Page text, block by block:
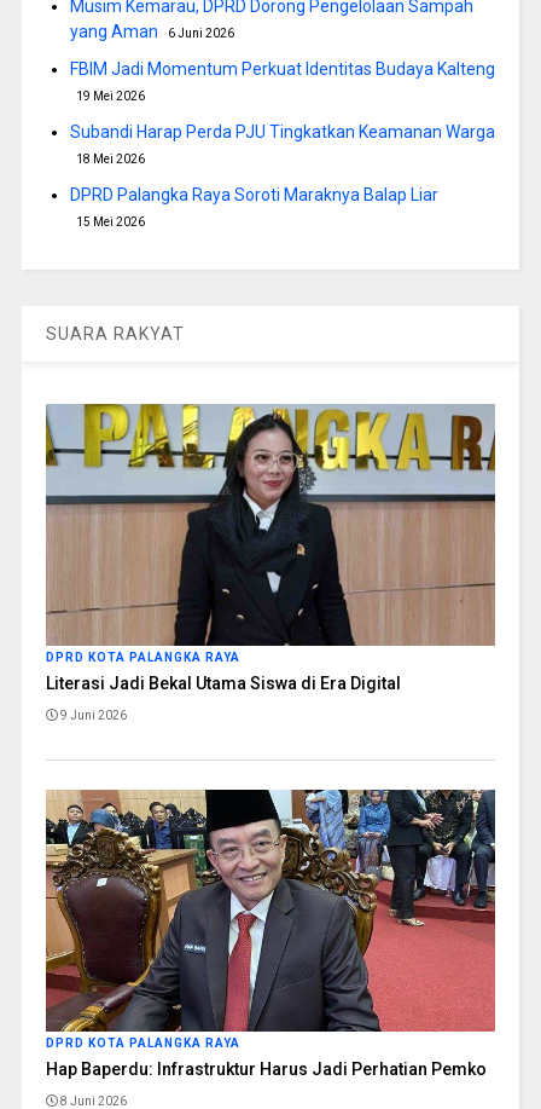
Musim Kemarau, DPRD Dorong Pengelolaan Sampah
yang Aman
6 Juni 2026
FBIM Jadi Momentum Perkuat Identitas Budaya Kalteng
19 Mei 2026
Subandi Harap Perda PJU Tingkatkan Keamanan Warga
18 Mei 2026
DPRD Palangka Raya Soroti Maraknya Balap Liar
15 Mei 2026
SUARA RAKYAT
DPRD KOTA PALANGKA RAYA
Literasi Jadi Bekal Utama Siswa di Era Digital
9 Juni 2026
DPRD KOTA PALANGKA RAYA
Hap Baperdu: Infrastruktur Harus Jadi Perhatian Pemko
8 Juni 2026